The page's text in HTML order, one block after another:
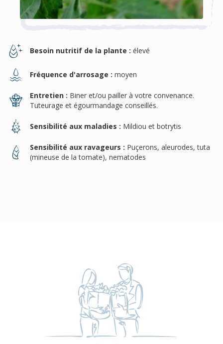
Besoin nutritif de la plante : élevé
Fréquence d'arrosage : moyen
Entretien : Biner et/ou pailler à votre convenance.
Tuteurage et égourmandage conseillés.
Sensibilité aux maladies : Mildiou et botrytis
Sensibilité aux ravageurs : Puçerons, aleurodes, tuta
(mineuse de la tomate), nematodes